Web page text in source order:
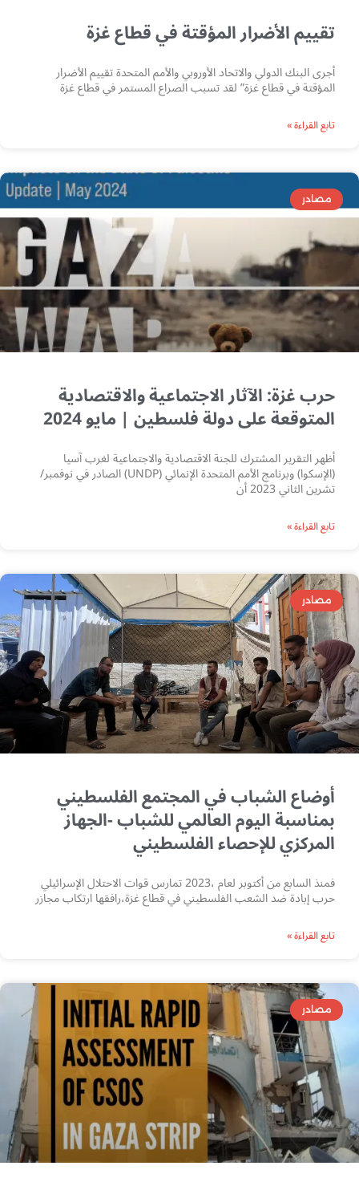
تقييم الأضرار المؤقتة في قطاع غزة
أجرى البنك الدولي والاتحاد الأوروبي والأمم المتحدة تقييم الأضرار
المؤقتة في قطاع غزة” لقد تسبب الصراع المستمر في قطاع غزة
تابع القراءة »
مصادر
حرب غزة: الآثار الاجتماعية والاقتصادية
المتوقعة على دولة فلسطين | مايو 2024
أظهر التقرير المشترك للجنة الاقتصادية والاجتماعية لغرب آسيا
(الإسكوا) وبرنامج الأمم المتحدة الإنمائي (UNDP) الصادر في نوفمبر/
تشرين الثاني 2023 أن
تابع القراءة »
مصادر
أوضاع الشباب في المجتمع الفلسطيني
بمناسبة اليوم العالمي للشباب -الجهاز
المركزي للإحصاء الفلسطيني
فمنذ السابع من أكتوبر لعام ،2023 تمارس قوات الاحتلال الإسرائيلي
حرب إبادة ضد الشعب الفلسطيني في قطاع غزة،رافقها ارتكاب مجازر
تابع القراءة »
مصادر